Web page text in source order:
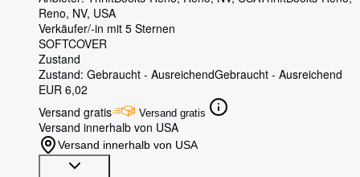
Reno, NV, USA
Verkäufer/-in mit 5 Sternen
SOFTCOVER
Zustand
Zustand: Gebraucht - AusreichendGebraucht - Ausreichend
EUR 6,02
Versand gratis
Versand gratis
Versand innerhalb von USA
Versand innerhalb von USA